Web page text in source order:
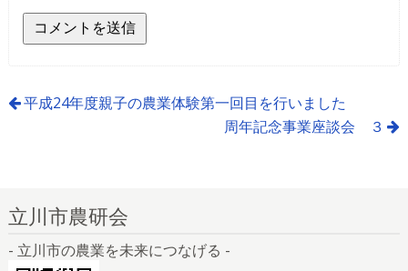
平成24年度親子の農業体験第一回目を行いました
周年記念事業座談会 ３
立川市農研会
- 立川市の農業を未来につなげる -